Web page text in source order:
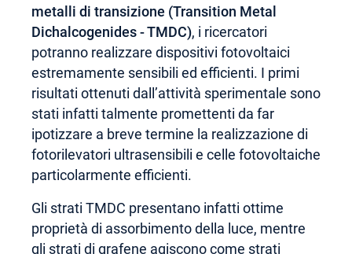
metalli di transizione (Transition Metal
Dichalcogenides - TMDC), i ricercatori
potranno realizzare dispositivi fotovoltaici
estremamente sensibili ed efficienti. I primi
risultati ottenuti dall’attività sperimentale sono
stati infatti talmente promettenti da far
ipotizzare a breve termine la realizzazione di
fotorilevatori ultrasensibili e celle fotovoltaiche
particolarmente efficienti.
Gli strati TMDC presentano infatti ottime
proprietà di assorbimento della luce, mentre
gli strati di grafene agiscono come strati